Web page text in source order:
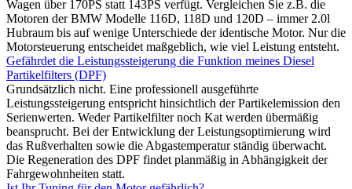
Wagen über 170PS statt 143PS verfügt. Vergleichen Sie z.B. die
Motoren der BMW Modelle 116D, 118D und 120D – immer 2.0l
Hubraum bis auf wenige Unterschiede der identische Motor. Nur die
Motorsteuerung entscheidet maßgeblich, wie viel Leistung entsteht.
Gefährdet die Leistungssteigerung die Funktion meines Diesel
Partikelfilters (DPF)
Grundsätzlich nicht. Eine professionell ausgeführte
Leistungssteigerung entspricht hinsichtlich der Partikelemission den
Serienwerten. Weder Partikelfilter noch Kat werden übermäßig
beansprucht. Bei der Entwicklung der Leistungsoptimierung wird
das Rußverhalten sowie die Abgastemperatur ständig überwacht.
Die Regeneration des DPF findet planmäßig in Abhängigkeit der
Fahrgewohnheiten statt.